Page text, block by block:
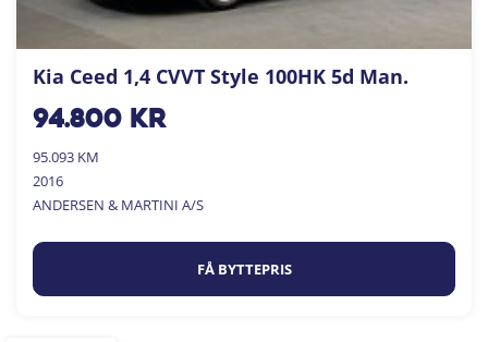
Kia Ceed 1,4 CVVT Style 100HK 5d Man.
94.800kr
95.093 KM
2016
ANDERSEN & MARTINI A/S
FÅ BYTTEPRIS